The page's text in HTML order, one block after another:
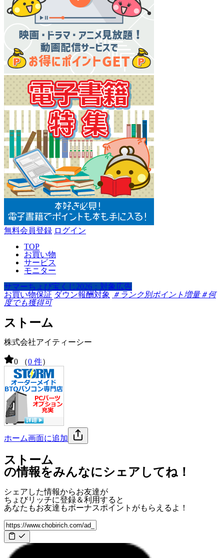
無料会員登録 ログイン
TOP
お買い物
サービス
モニター
サマーちょび宝くじ2026：対象広告
お買い物保証 ダウン報酬対象 ＃ランク別ポイント増量＃何
度でも獲得可
ストーム
株式会社アイティーシー
0 （0 件）
ホーム画面に追加
ストーム
の情報をみんなにシェアしてね！
シェアした情報からお友達が
ちょびリッチに登録＆利用すると
あなたもお友達もボーナスポイント がもらえるよ！